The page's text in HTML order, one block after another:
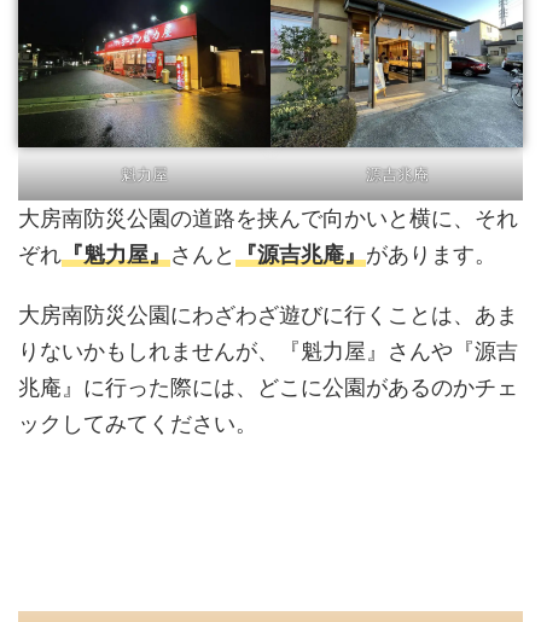
魁力屋 源吉兆庵
大房南防災公園の道路を挟んで向かいと横に、それ
ぞれ『魁力屋』さんと『源吉兆庵』があります。
大房南防災公園にわざわざ遊びに行くことは、あま
りないかもしれませんが、『魁力屋』さんや『源吉
兆庵』に行った際には、どこに公園があるのかチェ
ックしてみてください。